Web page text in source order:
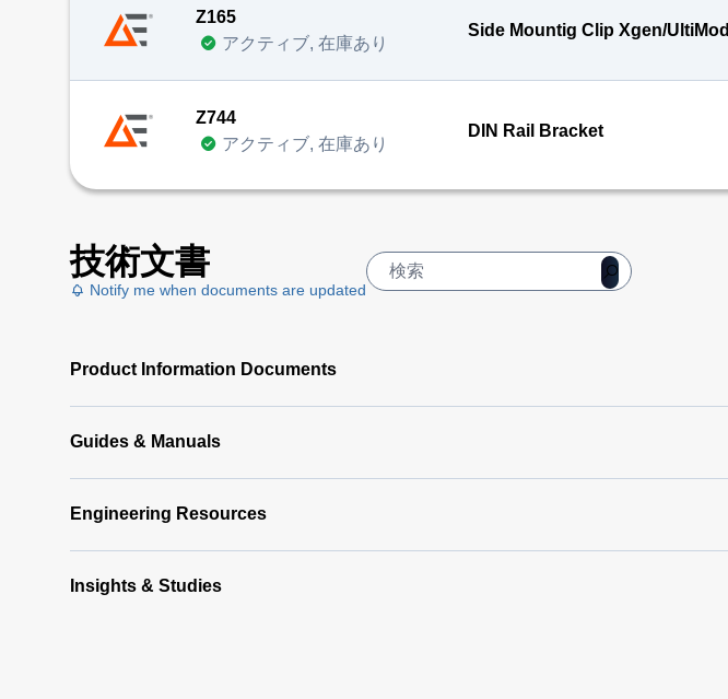
Z165
アクティブ, 在庫あり
Side Mountig Clip Xgen/UltiMod
Z744
アクティブ, 在庫あり
DIN Rail Bracket
技術文書
Notify me when documents are updated
Product Information Documents
Guides & Manuals
Engineering Resources
Insights & Studies